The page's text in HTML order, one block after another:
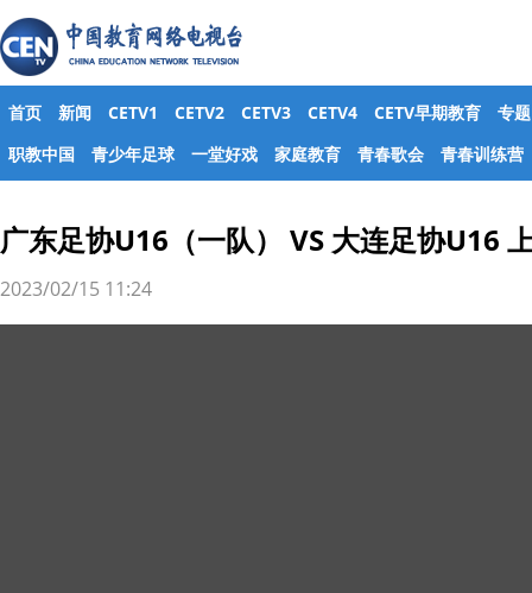
首页 新闻 CETV1 CETV2 CETV3 CETV4 CETV早期教育
专题
职教中国
青少年足球 一堂好戏 家庭教育 青春歌会 青春训练营
广东足协U16（一队） VS 大连足协U16
2023/02/15 11:24